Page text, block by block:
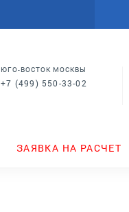
ЮГО-ВОСТОК МОСКВЫ
+7 (499) 550-33-02
ЗАЯВКА НА РАСЧЕТ